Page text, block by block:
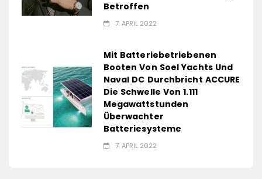
Betroffen
7. APRIL 2022
Mit Batteriebetriebenen
Booten Von Soel Yachts Und
Naval DC Durchbricht ACCURE
Die Schwelle Von 1.111
Megawattstunden
Überwachter
Batteriesysteme
7. APRIL 2022